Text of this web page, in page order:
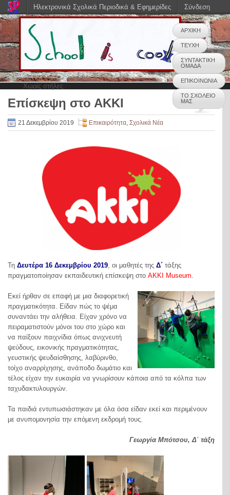
ΑΡΧΙΚΗ
ΤΕΥΧΗ
ΣΥΝΤΑΚΤΙΚΗ
ΟΜΑΔΑ
ΕΠΙΚΟΙΝΩΝΙΑ
ΤΟ ΣΧΟΛΕΙΟ
ΜΑΣ
Χωρίς στήλες
Επίσκεψη στο ΑΚΚΙ
21 Δεκεμβρίου 2019 Επικαιρότητα, Σχολικά Νέα
Τη Δευτέρα 16 Δεκεμβρίου 2019, οι μαθητές της Δ΄ τάξης
πραγματοποίησαν εκπαιδευτική επίσκεψη στο AKKI Museum.
Εκεί ήρθαν σε επαφή με μια διαφορετική
πραγματικότητα. Είδαν πώς το ψέμα
συναντάει την αλήθεια. Είχαν χρόνο να
πειραματιστούν μόνοι του στο χώρο και
να παίξουν παιχνίδια όπως ανιχνευτή
ψεύδους, εικονικής πραγματικότητας,
γευστικής ψευδαίσθησης, λαβύρινθο,
τοίχο αναρρίχησης, ανάποδο δωμάτιο και
τέλος είχαν την ευκαιρία να γνωρίσουν κάποια από τα κόλπα των
ταχυδακτυλουργών.
Τα παιδιά εντυπωσιάστηκαν με όλα όσα είδαν εκεί και περιμένουν
με ανυπομονησία την επόμενη εκδρομή τους.
Γεωργία Μπότσου, Δ΄ τάξη
Ηλεκτρονικά Σχολικά Περιοδικά & Εφημερίδες Σύνδεση